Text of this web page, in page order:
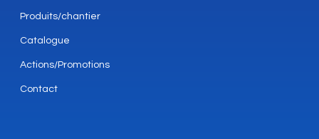
Produits/chantier
Catalogue
Actions/Promotions
Contact